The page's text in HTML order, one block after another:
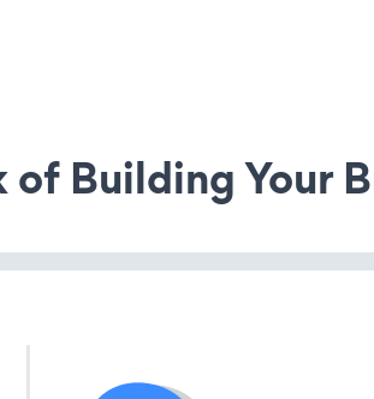
of Building Your